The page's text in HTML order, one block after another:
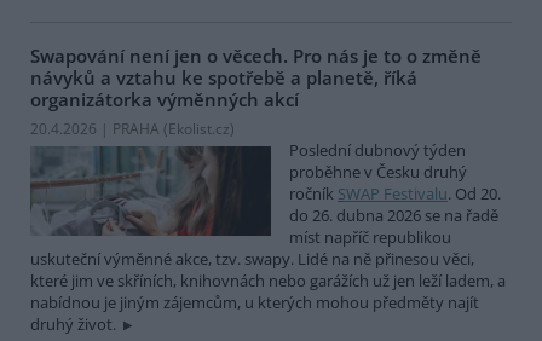
Swapování není jen o věcech. Pro nás je to o změně
návyků a vztahu ke spotřebě a planetě, říká
organizátorka výměnných akcí
20.4.2026 | PRAHA (Ekolist.cz)
Poslední dubnový týden
proběhne v Česku druhý
ročník SWAP Festivalu. Od 20.
do 26. dubna 2026 se na řadě
míst napříč republikou
uskuteční výměnné akce, tzv. swapy. Lidé na ně přinesou věci,
které jim ve skříních, knihovnách nebo garážích už jen leží ladem, a
nabídnou je jiným zájemcům, u kterých mohou předměty najít
druhý život.